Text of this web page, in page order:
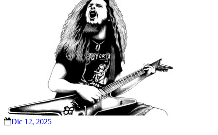
Dic 12, 2025